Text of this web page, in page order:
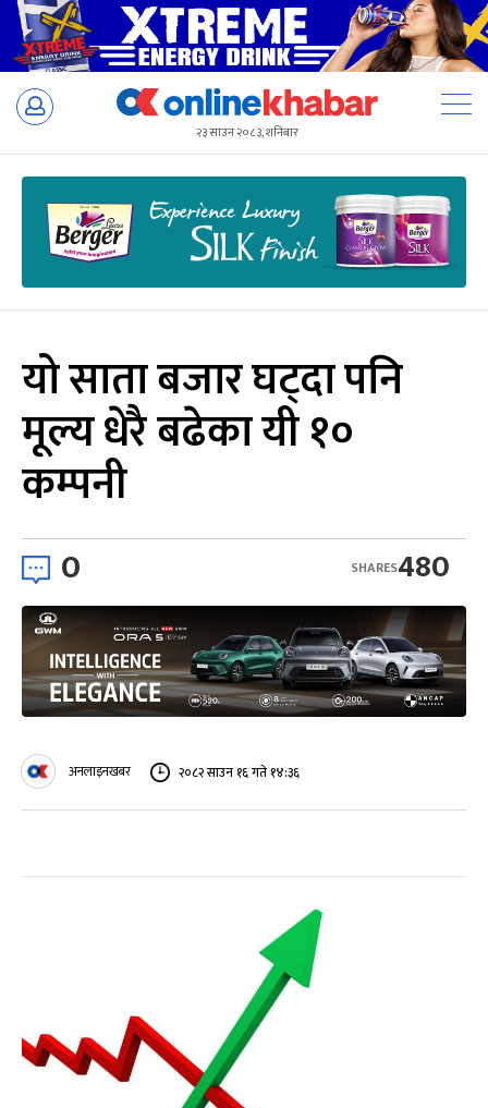
Skip
२३ साउन २०८३, शनिबार
यो साता बजार घट्दा पनि
मूल्य धेरै बढेका यी १०
कम्पनी
0 480
SHARES
अनलाइनखबर २०८२ साउन १६ गते १४:३६